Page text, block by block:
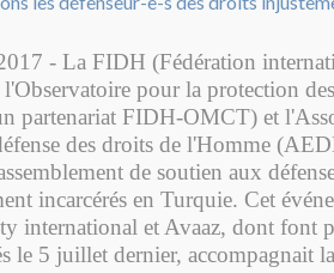
- La FIDH (Fédération
pour la protection
partenariat FIDH-OMCT) et
des droits de l'Homme
de soutien aux
incarcérés en Turquie. Cet
international et Avaaz, dont font
le 5 juillet dernier, accompagnait